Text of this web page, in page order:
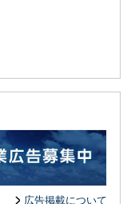
広告掲載について